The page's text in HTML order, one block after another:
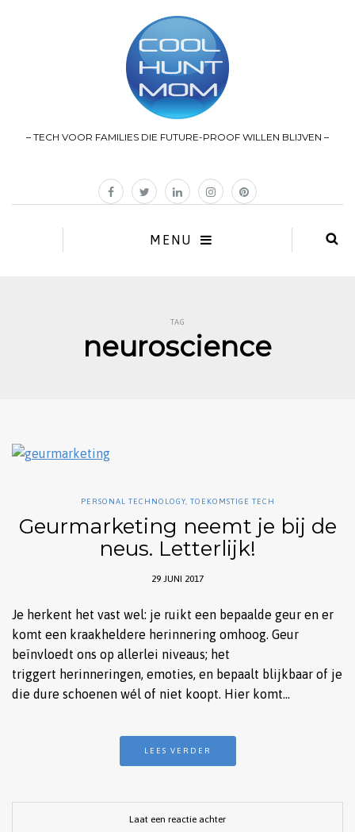
– TECH VOOR FAMILIES DIE FUTURE-PROOF WILLEN BLIJVEN –
MENU
TAG
neuroscience
PERSONAL TECHNOLOGY, TOEKOMSTIGE TECH
Geurmarketing neemt je bij de
neus. Letterlijk!
29 JUNI 2017
Je herkent het vast wel: je ruikt een bepaalde geur en er
komt een kraakheldere herinnering omhoog. Geur
beïnvloedt ons op allerlei niveaus; het
triggert herinneringen, emoties, en bepaalt blijkbaar of je
die dure schoenen wél of niet koopt. Hier komt…
LEES VERDER
Laat een reactie achter